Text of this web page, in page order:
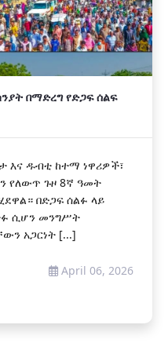
በማድረግ የድጋፍ ሰልፍ
እና ዱብቲ ከተማ ነዋሪዎች፣
የለውጥ ጉዞ 8ኛ ዓመት
በድጋፍ ሰልፉ ላይ
ሲሆን መንግሥት
አጋርነት [...]
April 06, 2026